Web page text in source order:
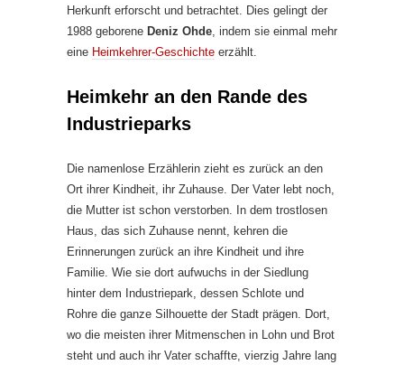
Herkunft erforscht und betrachtet. Dies gelingt der
1988 geborene Deniz Ohde , indem sie einmal mehr
eine Heimkehrer-Geschichte erzählt.
Heimkehr an den Rande des
Industrieparks
Die namenlose Erzählerin zieht es zurück an den
Ort ihrer Kindheit, ihr Zuhause. Der Vater lebt noch,
die Mutter ist schon verstorben. In dem trostlosen
Haus, das sich Zuhause nennt, kehren die
Erinnerungen zurück an ihre Kindheit und ihre
Familie. Wie sie dort aufwuchs in der Siedlung
hinter dem Industriepark, dessen Schlote und
Rohre die ganze Silhouette der Stadt prägen. Dort,
wo die meisten ihrer Mitmenschen in Lohn und Brot
steht und auch ihr Vater schaffte, vierzig Jahre lang